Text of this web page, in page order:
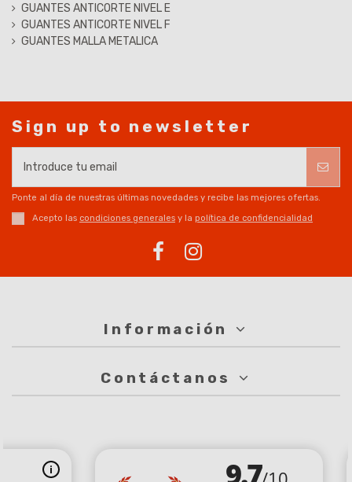
GUANTES ANTICORTE NIVEL E
GUANTES ANTICORTE NIVEL F
GUANTES MALLA METALICA
Sign up to newsletter
Ponte al día de nuestras últimas novedades y recibe las mejores ofertas.
Acepto las condiciones generales y la política de confidencialidad
Información
Contáctanos